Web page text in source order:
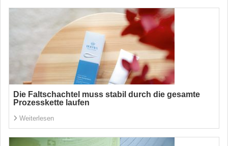
Die Faltschachtel muss stabil durch die gesamte
Prozesskette laufen
Weiterlesen